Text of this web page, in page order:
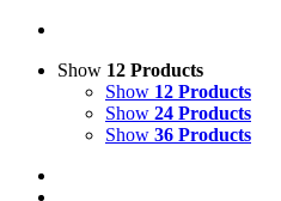
Show 12 Products
Show 12 Products
Show 24 Products
Show 36 Products